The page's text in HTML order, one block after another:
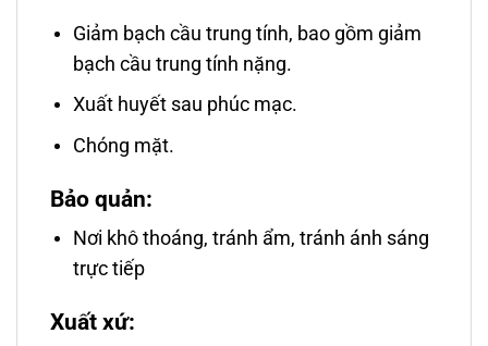
Giảm bạch cầu trung tính, bao gồm giảm
bạch cầu trung tính nặng.
Xuất huyết sau phúc mạc.
Chóng mặt.
Bảo quản:
Nơi khô thoáng, tránh ẩm, tránh ánh sáng
trực tiếp
Xuất xứ: